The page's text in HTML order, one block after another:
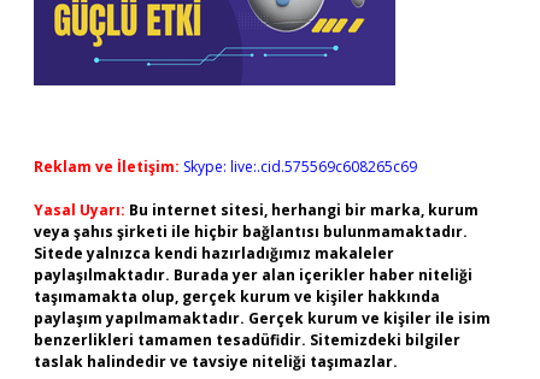
Reklam ve İletişim: Skype: live:.cid.575569c608265c69
Yasal Uyarı: Bu internet sitesi, herhangi bir marka, kurum
veya şahıs şirketi ile hiçbir bağlantısı bulunmamaktadır.
Sitede yalnızca kendi hazırladığımız makaleler
paylaşılmaktadır. Burada yer alan içerikler haber niteliği
taşımamakta olup, gerçek kurum ve kişiler hakkında
paylaşım yapılmamaktadır. Gerçek kurum ve kişiler ile isim
benzerlikleri tamamen tesadüfidir. Sitemizdeki bilgiler
taslak halindedir ve tavsiye niteliği taşımazlar.